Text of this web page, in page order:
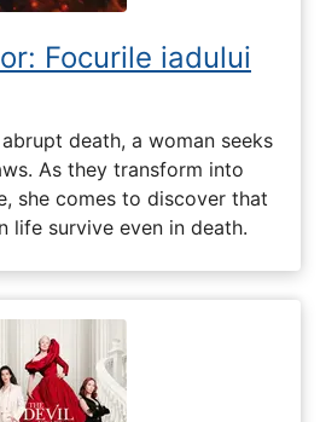
Focurile iadului
death, a woman seeks
As they transform into
she comes to discover that
life survive even in death.